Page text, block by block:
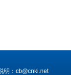
明：cb@cnki.net